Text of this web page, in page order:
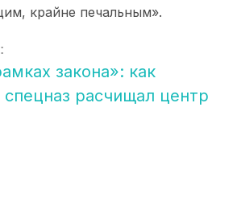
крайне печальным».
закона»: как
спецназ расчищал центр